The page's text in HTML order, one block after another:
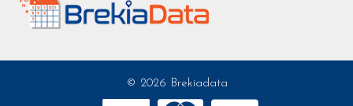
© 2026 Brekiadata